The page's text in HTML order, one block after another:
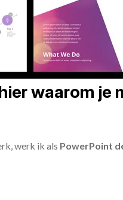
waarom je
werk ik als PowerPoint